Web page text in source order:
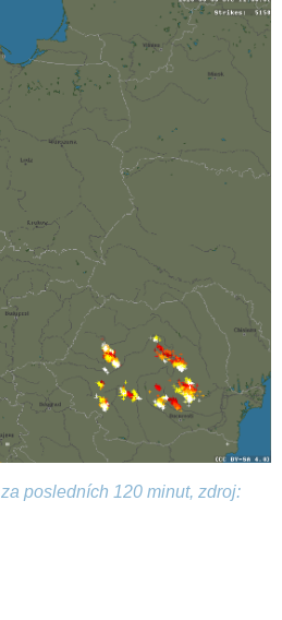
posledních 120 minut, zdroj: